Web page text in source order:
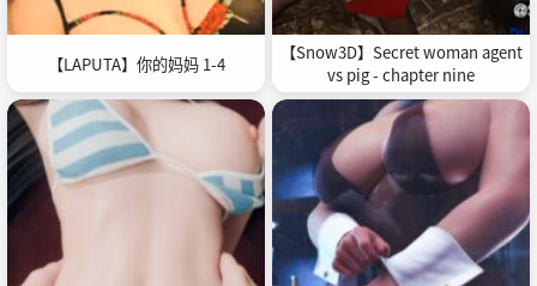
【LAPUTA】你的妈妈 1-4
【Snow3D】Secret woman agent
vs pig - chapter nine